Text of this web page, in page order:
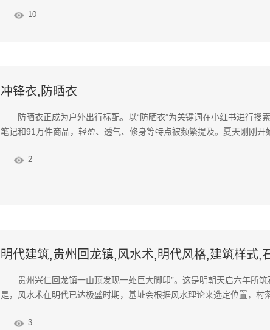
10
冲锋衣,防晒衣
防晒衣正成为户外出行标配。以“防晒衣”为关键词在小红书进行搜
笔记和91万件商品，轻盈、透气、修身等特点被频繁提及。夏天刚刚开
2
明代建筑,贵州回龙镇,风水术,明代风格,建筑样式,
贵州兴仁回龙镇一山顶发现一处巨大脚印”。这是明朝天启六年所筑
是，风水术在明代已达极盛时期，基址会根据风水理论来选定位置，村
3